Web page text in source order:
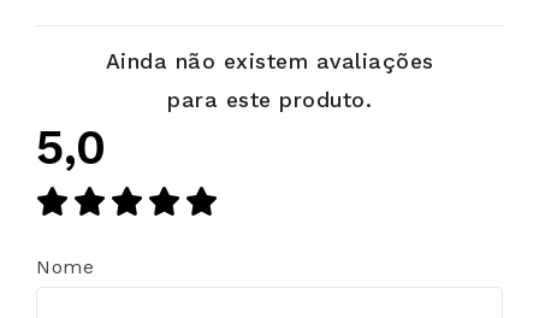
Ainda não existem avaliações
para este produto.
5,0
Nome